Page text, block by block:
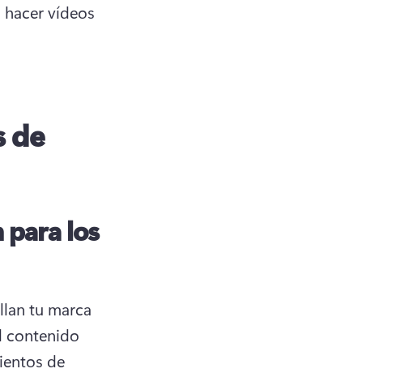
vídeos
de
para los
tu marca
contenido
de